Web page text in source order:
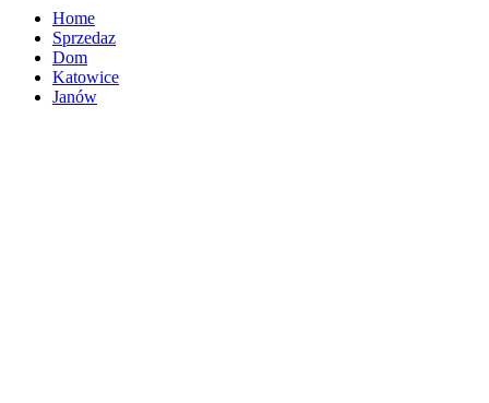
Home
Sprzedaz
Dom
Katowice
Janów